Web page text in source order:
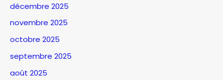
décembre 2025
novembre 2025
octobre 2025
septembre 2025
août 2025